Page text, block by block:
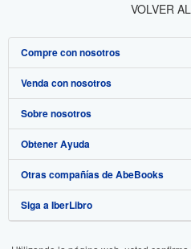
VOLVER
Compre con nosotros
Búsqueda avanzada
Colecciones
Mi cuenta
Mis pedidos
Ver carrito
Venda con nosotros
Comenzar a vender
Únase a nuestro programa de afiliados
Recomiende un vendedor
Sobre nosotros
Sobre IberLibro
Medios
Empleo
Obtener Ayuda
Preguntas frecuentes y guías
Atención al Cliente
Otras compañías de AbeBooks
AbeBooks.com
Siga a IberLibro